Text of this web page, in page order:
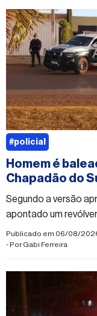
Homem é
Chapadão do
Segundo a versão
apontado um
Publicado em 06/08/
- PorGabi Ferreira
#policial